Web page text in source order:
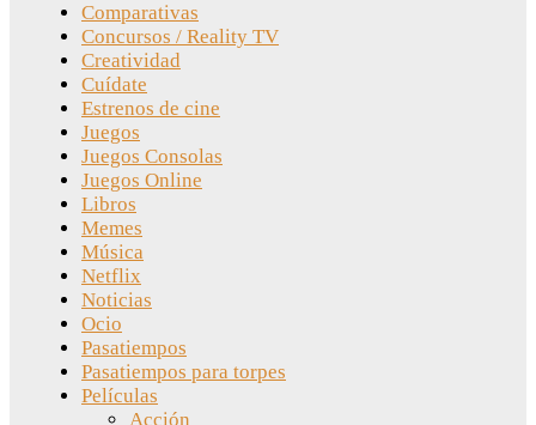
Comparativas
Concursos / Reality TV
Creatividad
Cuídate
Estrenos de cine
Juegos
Juegos Consolas
Juegos Online
Libros
Memes
Música
Netflix
Noticias
Ocio
Pasatiempos
Pasatiempos para torpes
Películas
Acción